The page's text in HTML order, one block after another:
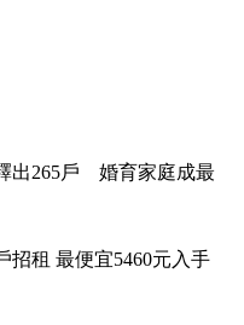
出265戶 婚育家庭成最
招租 最便宜5460元入手